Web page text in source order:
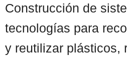
Construcción de
tecnologías para
y reutilizar plásticos,